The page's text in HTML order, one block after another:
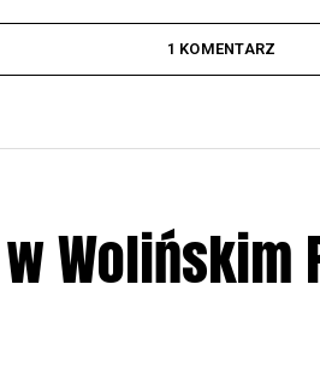
1 KOMENTARZ
Wolińskim